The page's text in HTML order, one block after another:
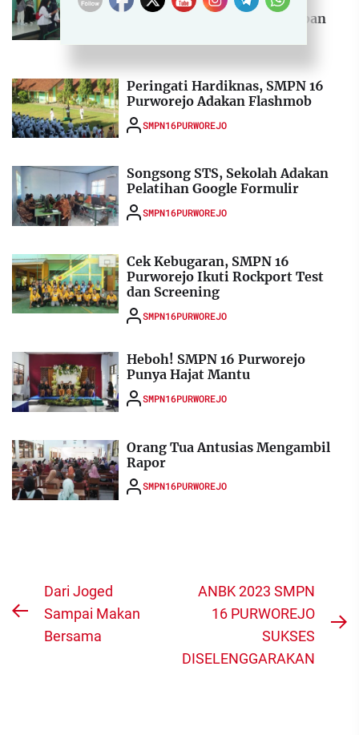
Purworejo Laksanakan
Penyembelihan Hewan Kurban
SMPN16PURWOREJO
Peringati Hardiknas, SMPN 16
Purworejo Adakan Flashmob
SMPN16PURWOREJO
Songsong STS, Sekolah Adakan
Pelatihan Google Formulir
SMPN16PURWOREJO
Cek Kebugaran, SMPN 16
Purworejo Ikuti Rockport Test
dan Screening
SMPN16PURWOREJO
Heboh! SMPN 16 Purworejo
Punya Hajat Mantu
SMPN16PURWOREJO
Orang Tua Antusias Mengambil
Rapor
SMPN16PURWOREJO
Navigasi
pos
Previous
Dari Joged
Sampai Makan
Bersama
ANBK 2023 SMPN
16 PURWOREJO
SUKSES
DISELENGGARAKAN